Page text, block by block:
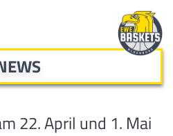
22. April und 1. Mai